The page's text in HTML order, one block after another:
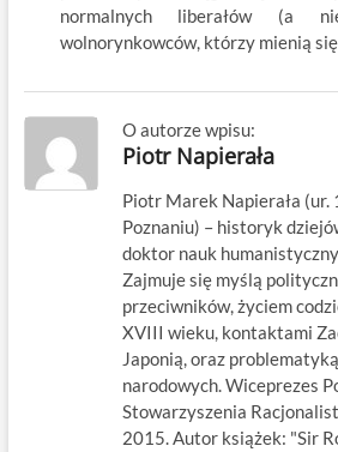
normalnych liberałów (a
wolnorynkowców, którzy mienią
O autorze wpisu:
Piotr Napierała
Piotr Marek Napierała
Poznaniu) – historyk
doktor nauk
Zajmuje się myślą
przeciwników, życiem
XVIII wieku, kontaktami
Japonią, oraz
narodowych. Wiceprezes
Stowarzyszenia
2015. Autor książek: "Sir